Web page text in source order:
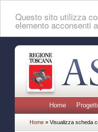
Questo sito utilizza
elemento acconsenti
Home
Home » Visualizza scheda